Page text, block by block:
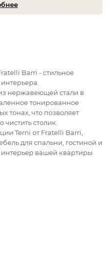
Barri - стильное
нержавеющей стали в
тонированное
тонах, что позволяет
чистить столик.
Terni от Fratelli Barri,
для спальни, гостиной и
вашей квартиры